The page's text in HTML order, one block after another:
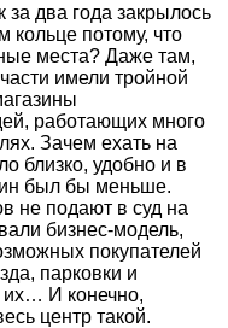
за два года закрылось
кольце потому, что
места? Даже там,
имели тройной
работающих много
Зачем ехать на
близко, удобно и в
был бы меньше.
не подают в суд на
бизнес-модель,
покупателей
парковки и
их… И конечно,
центр такой.